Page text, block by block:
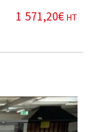
1 571,20€ HT